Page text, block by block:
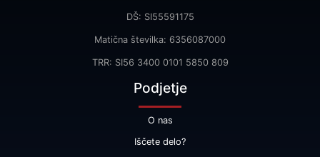
DŠ: SI55591175
Matična številka: 6356087000
TRR: SI56 3400 0101 5850 809
Podjetje
O nas
Iščete delo?